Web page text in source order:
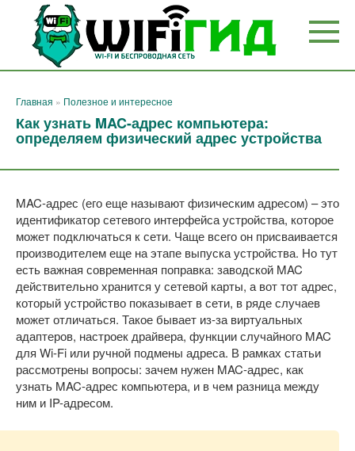
Перейти
контенту
Главная » Полезное и интересное
Как узнать MAC-адрес компьютера:
определяем физический адрес устройства
MAC-адрес (его еще называют физическим адресом) – это
идентификатор сетевого интерфейса устройства, которое
может подключаться к сети. Чаще всего он присваивается
производителем еще на этапе выпуска устройства. Но тут
есть важная современная поправка: заводской MAC
действительно хранится у сетевой карты, а вот тот адрес,
который устройство показывает в сети, в ряде случаев
может отличаться. Такое бывает из-за виртуальных
адаптеров, настроек драйвера, функции случайного MAC
для Wi-Fi или ручной подмены адреса. В рамках статьи
рассмотрены вопросы: зачем нужен MAC-адрес, как
узнать MAC-адрес компьютера, и в чем разница между
ним и IP-адресом.